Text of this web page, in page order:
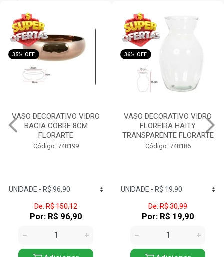
35% OFF
VASO DECORATIVO VIDRO
BACIA COBRE 8CM
FLORARTE
Código: 748199
De: R$ 150,12
Por: R$ 96,90
36% OFF
VASO DECORATIVO VIDRO
FLOREIRA HAITY
TRANSPARENTE FLORARTE
Código: 748186
De: R$ 30,99
Por: R$ 19,90